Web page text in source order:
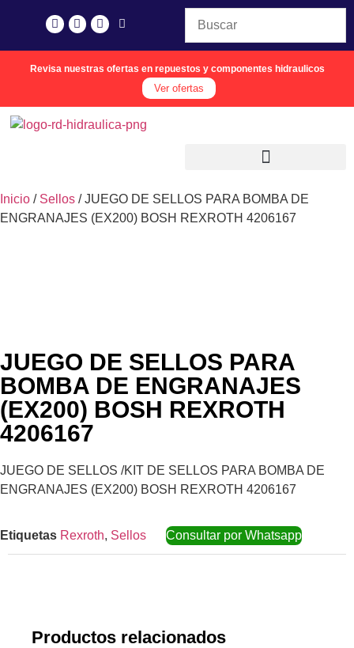
Revisa nuestras ofertas en repuestos y componentes hidraulicos
Ver ofertas
Inicio / Sellos / JUEGO DE SELLOS PARA BOMBA DE
ENGRANAJES (EX200) BOSH REXROTH 4206167
JUEGO DE SELLOS PARA
BOMBA DE ENGRANAJES
(EX200) BOSH REXROTH
4206167
JUEGO DE SELLOS /KIT DE SELLOS PARA BOMBA DE
ENGRANAJES (EX200) BOSH REXROTH 4206167
Etiquetas Rexroth, Sellos Consultar por Whatsapp
Productos relacionados